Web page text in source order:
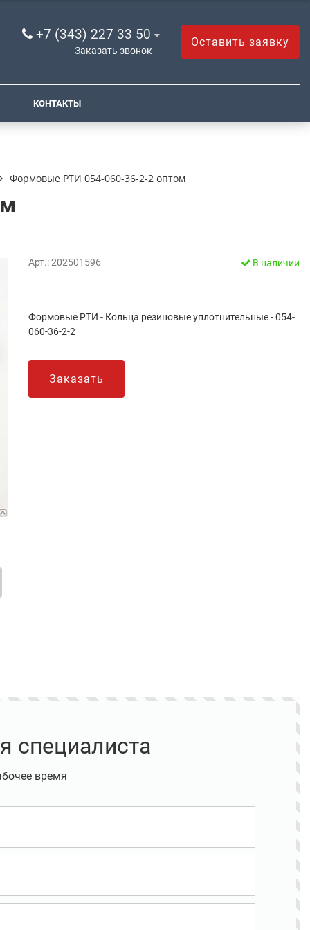
+7 (343) 227 33 50
Заказать звонок
Оставить заявку
КОНТАКТЫ
Формовые РТИ 054-060-36-2-2 оптом
Арт.: 202501596 В наличии
Формовые РТИ - Кольца резиновые уплотнительные - 054-
060-36-2-2
Заказать
специалиста
время